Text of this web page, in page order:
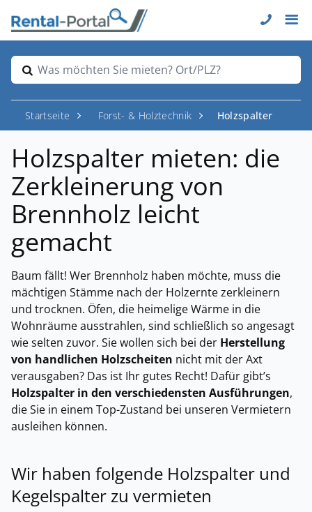
Was möchten Sie mieten? Ort/PLZ?
Startseite Forst- & Holztechnik Holzspalter
Holzspalter mieten: die
Zerkleinerung von
Brennholz leicht
gemacht
Baum fällt! Wer Brennholz haben möchte, muss die
mächtigen Stämme nach der Holzernte zerkleinern
und trocknen. Öfen, die heimelige Wärme in die
Wohnräume ausstrahlen, sind schließlich so angesagt
wie selten zuvor. Sie wollen sich bei der Herstellung
von handlichen Holzscheiten nicht mit der Axt
verausgaben? Das ist Ihr gutes Recht! Dafür gibt’s
Holzspalter in den verschiedensten Ausführungen,
die Sie in einem Top-Zustand bei unseren Vermietern
ausleihen können.
Wir haben folgende Holzspalter und
Kegelspalter zu vermieten